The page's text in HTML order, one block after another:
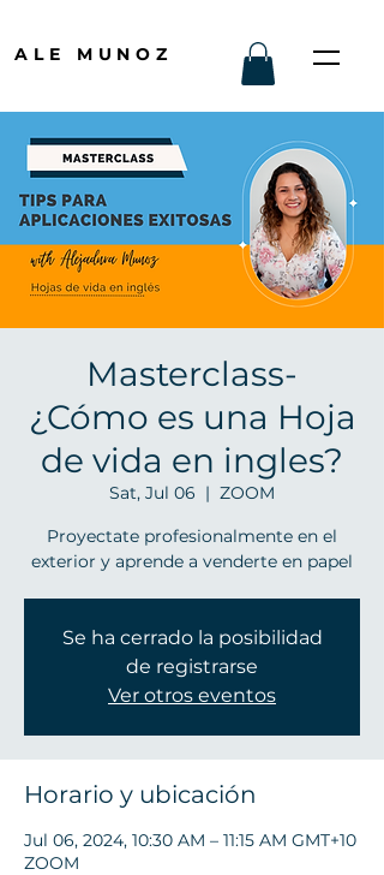
ALE MUNOZ
Masterclass-
¿Cómo es una Hoja
de vida en ingles?
Sat, Jul 06
  |
ZOOM
Proyectate profesionalmente en el
exterior y aprende a venderte en papel
Se ha cerrado la posibilidad
de registrarse
Ver otros eventos
Horario y ubicación
Jul 06, 2024, 10:30 AM – 11:15 AM GMT+10
ZOOM